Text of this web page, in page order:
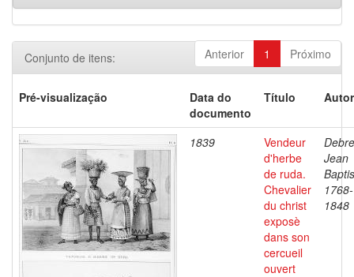
Anterior 1 Próximo
Conjunto de itens:
Pré-visualização
Data do
documento
Título
1839
Vendeur
d'herbe
de ruda.
Chevalier
du christ
exposè
dans son
cercueil
ouvert
Jean
1768-
1848